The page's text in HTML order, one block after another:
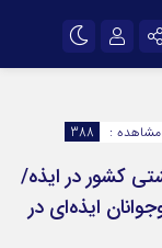
مشاهده : 388
کشور در ایذه/
ایذه‌ای در